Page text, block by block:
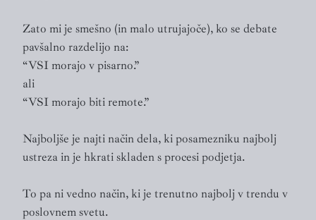
Zato mi je smešno (in malo utrujajoče), ko se debate
pavšalno razdelijo na:
“VSI morajo v pisarno.”
ali
“VSI morajo biti remote.”
Najboljše je najti način dela, ki posamezniku najbolj
ustreza in je hkrati skladen s procesi podjetja.
To pa ni vedno način, ki je trenutno najbolj v trendu v
poslovnem svetu.